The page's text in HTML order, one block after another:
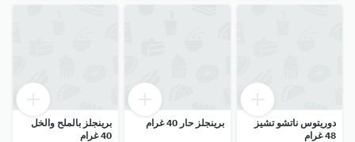
دوريتوس ناتشو تشيز
48 غرام
برينجلز حار 40 غرام
برينجلز بالملح والخل
40 غرام